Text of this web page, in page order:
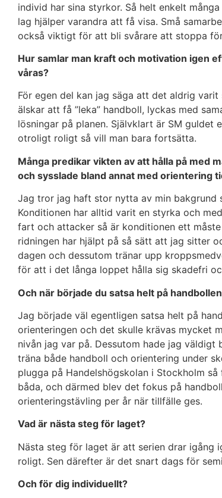
individ har sina styrkor. Så helt enkelt
lag hjälper varandra att få visa. Små
också viktigt för att bli svårare att stoppa
Hur samlar man kraft och motivation igen
våras?
För egen del kan jag säga att det aldrig
älskar att få ”leka” handboll, lyckas med
lösningar på planen. Självklart är SM
otroligt roligt så vill man bara fortsätta.
Många predikar vikten av att hålla på med
och sysslade bland annat med orientering
Jag tror jag haft stor nytta av min bakgrund
Konditionen har alltid varit en styrka och
fart och attacker så är konditionen ett
ridningen har hjälpt på så sätt att jag sitter
dagen och dessutom tränar upp
för att i det långa loppet hålla sig skadefri
Och när började du satsa helt på
Jag började väl egentligen satsa helt på
orienteringen och det skulle krävas mycket
nivån jag var på. Dessutom hade jag
träna både handboll och orientering under
plugga på Handelshögskolan i Stockholm
båda, och därmed blev det fokus på
orienteringstävling per år när tillfälle ges.
Vad är nästa steg för laget?
Nästa steg för laget är att serien drar igång
roligt. Sen därefter är det snart dags för
Och för dig individuellt?